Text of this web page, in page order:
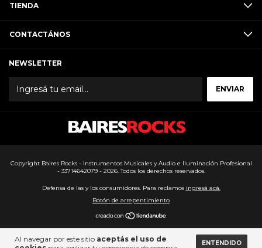
Al navegar por este sitio aceptás el uso de
ENTENDIDO
TIENDA
CONTACTÁNOS
NEWSLETTER
Copyright Baires Rocks - Instrumentos Musicales y Audio e Iluminación Profesional
- 33714642079 - 2026. Todos los derechos reservados.
Defensa de las y los consumidores. Para reclamos ingresá acá.
Botón de arrepentimiento